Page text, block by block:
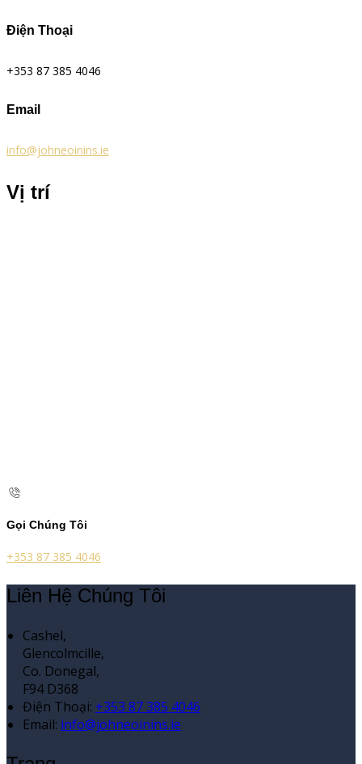
Điện Thoại
+353 87 385 4046
Email
info@johneoinins.ie
Vị trí
Gọi Chúng Tôi
+353 87 385 4046
Liên Hệ Chúng Tôi
Cashel,
Glencolmcille,
Co. Donegal,
F94 D368
Điện Thoại: +353 87 385 4046
Email: info@johneoinins.ie